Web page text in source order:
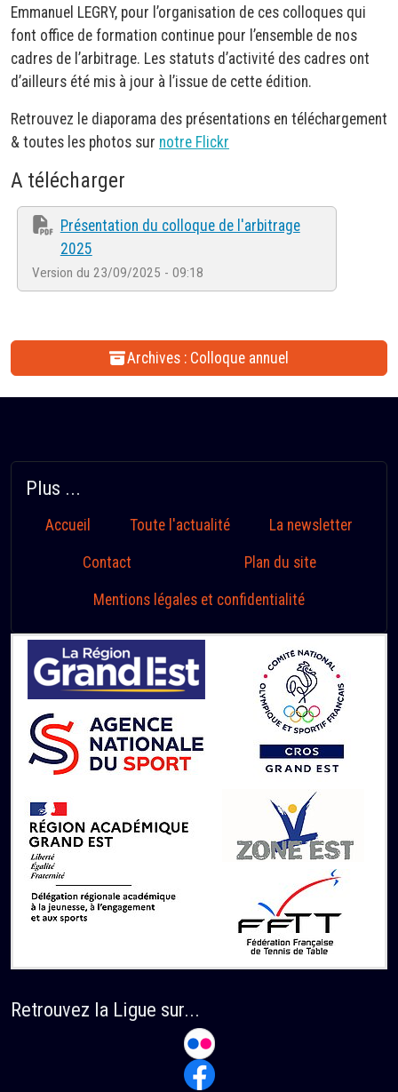
Emmanuel LEGRY, pour l’organisation de ces colloques qui
font office de formation continue pour l’ensemble de nos
cadres de l’arbitrage. Les statuts d’activité des cadres ont
d’ailleurs été mis à jour à l’issue de cette édition.
Retrouvez le diaporama des présentations en téléchargement
& toutes les photos sur notre Flickr
A télécharger
Présentation du colloque de l'arbitrage
2025
Version du 23/09/2025 - 09:18
Archives : Colloque annuel
Plus ...
Accueil Toute l'actualité La newsletter
Contact Plan du site
Mentions légales et confidentialité
Retrouvez la Ligue sur...